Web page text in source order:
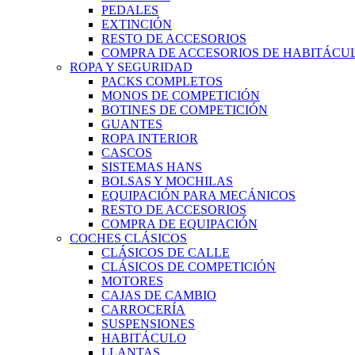
PEDALES
EXTINCIÓN
RESTO DE ACCESORIOS
COMPRA DE ACCESORIOS DE
ROPA Y SEGURIDAD
PACKS COMPLETOS
MONOS DE COMPETICIÓN
BOTINES DE COMPETICIÓN
GUANTES
ROPA INTERIOR
CASCOS
SISTEMAS HANS
BOLSAS Y MOCHILAS
EQUIPACIÓN PARA MECÁNICOS
RESTO DE ACCESORIOS
COMPRA DE EQUIPACIÓN
COCHES CLÁSICOS
CLÁSICOS DE CALLE
CLÁSICOS DE COMPETICIÓN
MOTORES
CAJAS DE CAMBIO
CARROCERÍA
SUSPENSIONES
HABITÁCULO
LLANTAS